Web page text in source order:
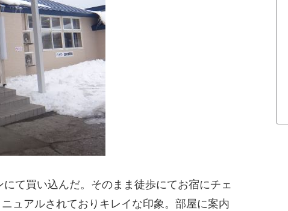
て買い込んだ。そのまま徒歩にてお宿にチェ
ュアルされておりキレイな印象。部屋に案内